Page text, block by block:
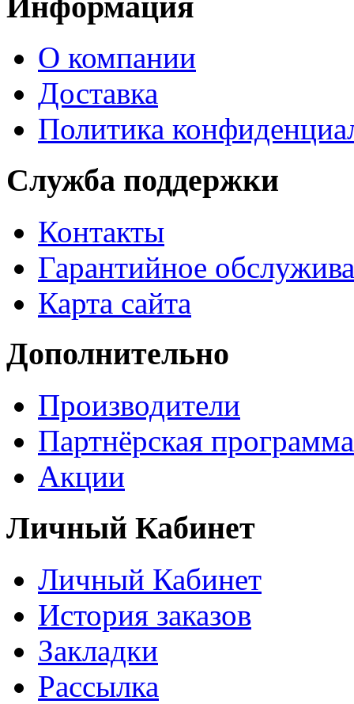
О компании
Доставка
Политика
Служба поддержки
Контакты
Гарантийное
Карта сайта
Дополнительно
Производители
Партнёрская программа
Акции
Личный Кабинет
Личный Кабинет
История заказов
Закладки
Рассылка